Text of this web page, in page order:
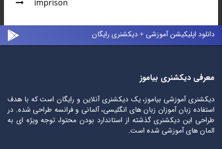
imprison
دانلود اپلیکیشن آموزشی + دیکشنری رایگان
معرفی دیکشنری بیاموز
دیکشنری آموزشی بیاموز، یک دیکشنری آنلاین و رایگان است که با هدف
استفاده زبان آموزان زبان های انگلیسی، آلمانی و فرانسه طراحی شده. در
طراحی این دیکشنری گذشته از استاندارد بودن محتوا، توجه ویژه ای به
المان های آموزشی شده است.